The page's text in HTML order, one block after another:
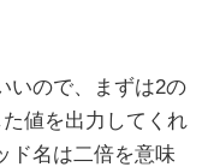
いので、まずは2の
値を出力してくれ
ド名は二倍を意味